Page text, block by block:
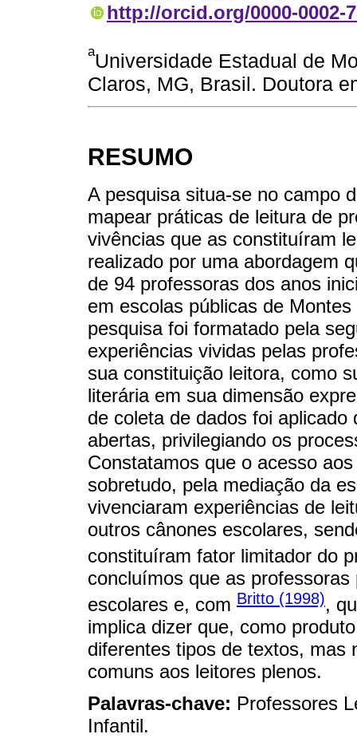
http://orcid.org/0000-0002-
aUniversidade Estadual de
Claros, MG, Brasil. Doutora
RESUMO
A pesquisa situa-se no campo
mapear práticas de leitura de
vivências que as constituíram
realizado por uma abordagem
de 94 professoras dos anos
em escolas públicas de
pesquisa foi formatado pela
experiências vividas pelas
sua constituição leitora, como
literária em sua dimensão
de coleta de dados foi
abertas, privilegiando os
Constatamos que o acesso
sobretudo, pela mediação da
vivenciaram experiências de
outros cânones escolares,
constituíram fator limitador do
concluímos que as
escolares e, com Britto (1998),
implica dizer que, como
diferentes tipos de textos, mas
comuns aos leitores plenos.
Palavras-chave: Professores
Infantil.